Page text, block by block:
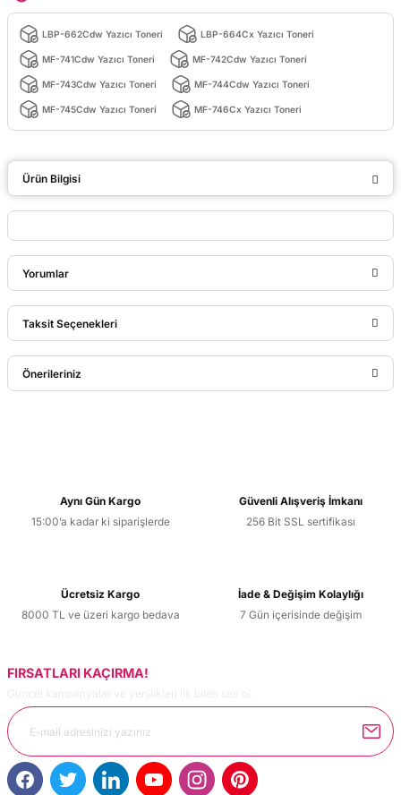
LBP-662Cdw Yazıcı Toneri LBP-664Cx Yazıcı Toneri
MF-741Cdw Yazıcı Toneri MF-742Cdw Yazıcı Toneri
MF-743Cdw Yazıcı Toneri MF-744Cdw Yazıcı Toneri
MF-745Cdw Yazıcı Toneri MF-746Cx Yazıcı Toneri
Ürün Bilgisi
Yorumlar
Bu ürüne ilk yorumu siz yapın!
Taksit Seçenekleri
Önerileriniz
Ürün resmi kalitesiz, bozuk veya görüntülenemiyor.
Ürün fiyatı diğer sitelerden daha pahalı.
Bu ürüne benzer farklı alternatifler olmalı.
Aynı Gün Kargo
15:00’a kadar ki siparişlerde
Güvenli Alışveriş İmkanı
256 Bit SSL sertifikası
Ücretsiz Kargo
8000 TL ve üzeri kargo bedava
İade & Değişim Kolaylığı
7 Gün içerisinde değişim
FIRSATLARI KAÇIRMA!